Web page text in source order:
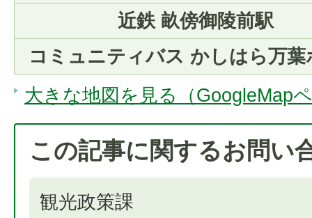
近鉄 畝傍御陵前駅
コミュニティバス かしはら万葉
大きな地図を見る（GoogleMap
この記事に関するお問い
観光政策課